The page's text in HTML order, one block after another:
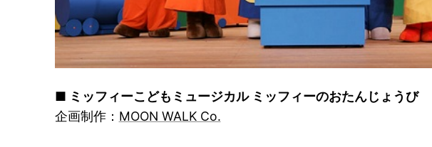
■ ミッフィーこどもミュージカル ミッフィーのおたんじょうび
企画制作： MOON WALK Co.